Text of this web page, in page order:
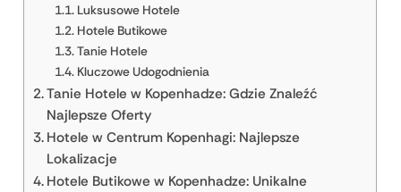
Luksusowe Hotele
Hotele Butikowe
Tanie Hotele
Kluczowe Udogodnienia
Tanie Hotele w Kopenhadze: Gdzie Znaleźć
Najlepsze Oferty
Hotele w Centrum Kopenhagi: Najlepsze
Lokalizacje
Hotele Butikowe w Kopenhadze: Unikalne